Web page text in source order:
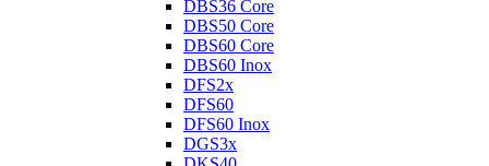
DBS36 Core
DBS50 Core
DBS60 Core
DBS60 Inox
DFS2x
DFS60
DFS60 Inox
DGS3x